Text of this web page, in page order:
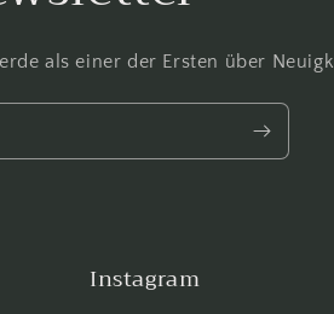
als einer der Ersten über
Instagram